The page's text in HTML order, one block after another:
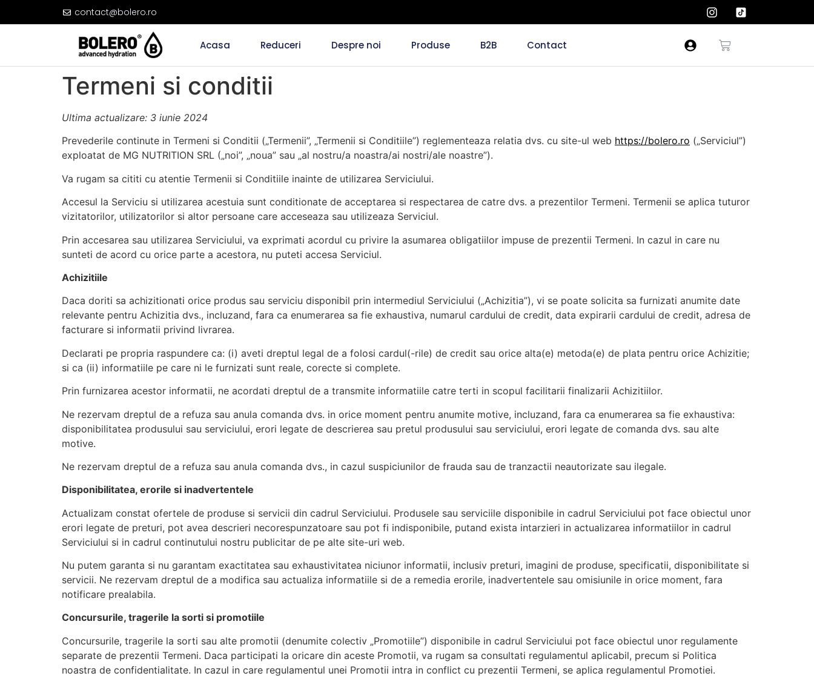
contact@bolero.ro
Acasa Reduceri Despre noi Produse B2B Contact
Termeni si conditii
Ultima actualizare: 3 iunie 2024
Prevederile continute in Termeni si Conditii („Termenii”, „Termenii si Conditiile”) reglementeaza relatia dvs. cu site-ul web https://bolero.ro („Serviciul”)
exploatat de MG NUTRITION SRL („noi”, „noua” sau „al nostru/a noastra/ai nostri/ale noastre”).
Va rugam sa cititi cu atentie Termenii si Conditiile inainte de utilizarea Serviciului.
Accesul la Serviciu si utilizarea acestuia sunt conditionate de acceptarea si respectarea de catre dvs. a prezentilor Termeni. Termenii se aplica tuturor
vizitatorilor, utilizatorilor si altor persoane care acceseaza sau utilizeaza Serviciul.
Prin accesarea sau utilizarea Serviciului, va exprimati acordul cu privire la asumarea obligatiilor impuse de prezentii Termeni. In cazul in care nu
sunteti de acord cu orice parte a acestora, nu puteti accesa Serviciul.
Achizitiile
Daca doriti sa achizitionati orice produs sau serviciu disponibil prin intermediul Serviciului („Achizitia”), vi se poate solicita sa furnizati anumite date
relevante pentru Achizitia dvs., incluzand, fara ca enumerarea sa fie exhaustiva, numarul cardului de credit, data expirarii cardului de credit, adresa de
facturare si informatii privind livrarea.
Declarati pe propria raspundere ca: (i) aveti dreptul legal de a folosi cardul(-rile) de credit sau orice alta(e) metoda(e) de plata pentru orice Achizitie;
si ca (ii) informatiile pe care ni le furnizati sunt reale, corecte si complete.
Prin furnizarea acestor informatii, ne acordati dreptul de a transmite informatiile catre terti in scopul facilitarii finalizarii Achizitiilor.
Ne rezervam dreptul de a refuza sau anula comanda dvs. in orice moment pentru anumite motive, incluzand, fara ca enumerarea sa fie exhaustiva:
disponibilitatea produsului sau serviciului, erori legate de descrierea sau pretul produsului sau serviciului, erori legate de comanda dvs. sau alte
motive.
Ne rezervam dreptul de a refuza sau anula comanda dvs., in cazul suspiciunilor de frauda sau de tranzactii neautorizate sau ilegale.
Disponibilitatea, erorile si inadvertentele
Actualizam constat ofertele de produse si servicii din cadrul Serviciului. Produsele sau serviciile disponibile in cadrul Serviciului pot face obiectul unor
erori legate de preturi, pot avea descrieri necorespunzatoare sau pot fi indisponibile, putand exista intarzieri in actualizarea informatiilor in cadrul
Serviciului si in cadrul continutului nostru publicitar de pe alte site-uri web.
Nu putem garanta si nu garantam exactitatea sau exhaustivitatea niciunor informatii, inclusiv preturi, imagini de produse, specificatii, disponibilitate si
servicii. Ne rezervam dreptul de a modifica sau actualiza informatiile si de a remedia erorile, inadvertentele sau omisiunile in orice moment, fara
notificare prealabila.
Concursurile, tragerile la sorti si promotiile
Concursurile, tragerile la sorti sau alte promotii (denumite colectiv „Promotiile”) disponibile in cadrul Serviciului pot face obiectul unor regulamente
separate de prezentii Termeni. Daca participati la oricare din aceste Promotii, va rugam sa consultati regulamentul aplicabil, precum si Politica
noastra de confidentialitate. In cazul in care regulamentul unei Promotii intra in conflict cu prezentii Termeni, se aplica regulamentul Promotiei.